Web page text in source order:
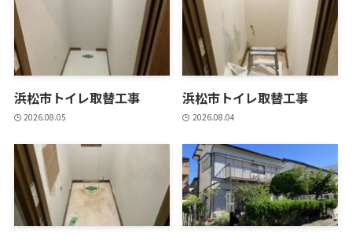
浜松市トイレ取替工事
2026.08.05
浜松市トイレ取替工事
2026.08.04